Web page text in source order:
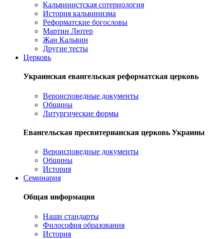
Кальвинистская сотериология
История кальвинизма
Реформатские богословы
Мартин Лютер
Жан Кальвин
Другие тесты
Церковь
Украинская евангельская реформатская церковь
Вероисповедные документы
Общины
Литургические формы
Евангельская пресвитерианская церковь Украины
Вероисповедные документы
Общины
История
Семинария
Общая информация
Наши стандарты
Философия образования
История